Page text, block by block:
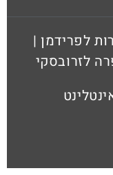
לפרידמן |
לזרובסקי